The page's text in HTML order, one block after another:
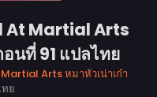
At Martial Arts
อนที่ 91 แปลไทย
Arts หมาหัวเน่าเก๋า
ย